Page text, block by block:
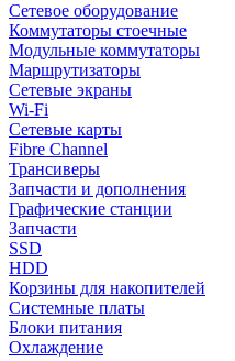
Сетевое оборудование
Коммутаторы стоечные
Модульные коммутаторы
Маршрутизаторы
Сетевые экраны
Wi-Fi
Сетевые карты
Fibre Channel
Трансиверы
Запчасти и дополнения
Графические станции
Запчасти
SSD
HDD
Корзины для накопителей
Системные платы
Блоки питания
Охлаждение